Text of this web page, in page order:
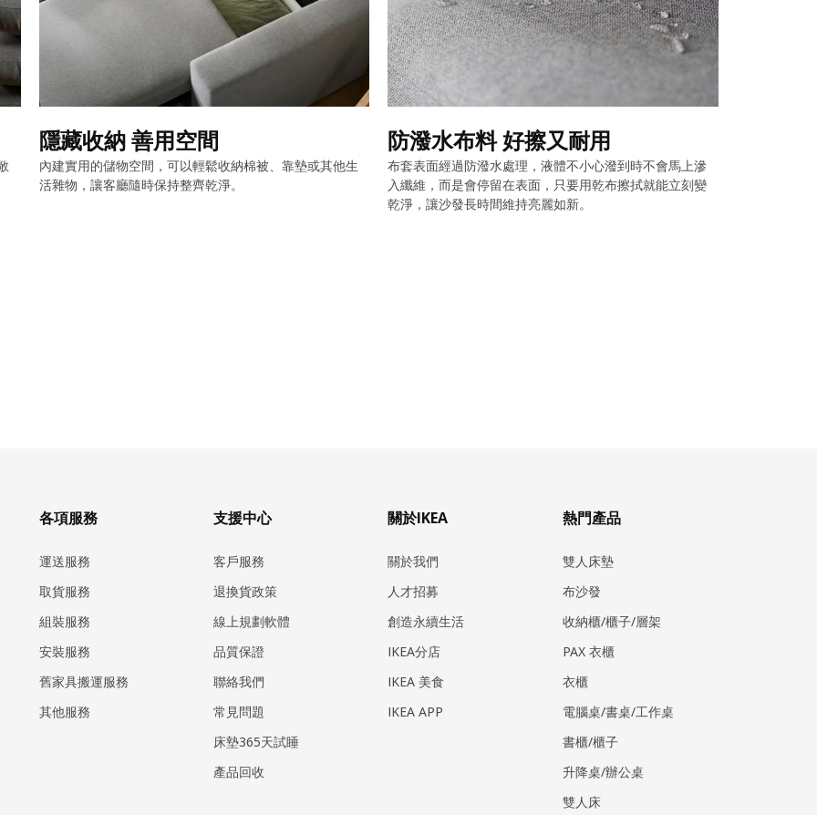
隱藏收納 善用空間
內建實用的儲物空間，可以輕鬆收納棉被、靠墊或其他生
活雜物，讓客廳隨時保持整齊乾淨。
防潑水布料 好擦又耐用
布套表面經過防潑水處理，液體不小心潑到時不會馬上滲
入纖維，而是會停留在表面，只要用乾布擦拭就能立刻變
乾淨，讓沙發長時間維持亮麗如新。
各項服務
運送服務
取貨服務
組裝服務
安裝服務
​舊家具搬運服務
其他服務
支援中心
客戶服務
退換貨政策
線上規劃軟體
品質保證
聯絡我們
常見問題
床墊365天試睡
產品回收
關於IKEA
關於我們
人才招募
創造永續生活
IKEA分店
IKEA 美食
IKEA APP
熱門產品
雙人床墊
布沙發
收納櫃/櫃子/層架
PAX 衣櫃
衣櫃
電腦桌/書桌/工作桌
書櫃/櫃子
升降桌/辦公桌
雙人床